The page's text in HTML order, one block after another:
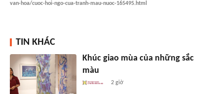
van-hoa/cuoc-hoi-ngo-cua-tranh-mau-nuoc-165495.html
TIN KHÁC
Khúc giao mùa của những sắc
màu
2 giờ